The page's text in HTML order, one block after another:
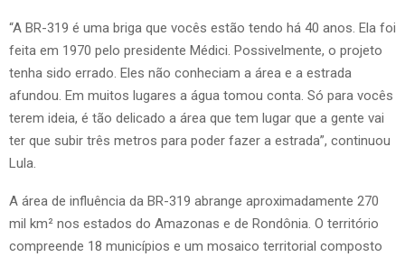
“A BR-319 é uma briga que vocês estão tendo há 40 anos. Ela foi
feita em 1970 pelo presidente Médici. Possivelmente, o projeto
tenha sido errado. Eles não conheciam a área e a estrada
afundou. Em muitos lugares a água tomou conta. Só para vocês
terem ideia, é tão delicado a área que tem lugar que a gente vai
ter que subir três metros para poder fazer a estrada”, continuou
Lula.
A área de influência da BR-319 abrange aproximadamente 270
mil km² nos estados do Amazonas e de Rondônia. O território
compreende 18 municípios e um mosaico territorial composto